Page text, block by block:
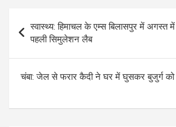
navigation
स्वास्थ्य: हिमाचल के एम्स बिलासपुर में अगस्त
पहली सिमुलेशन लैब
चंबा: जेल से फरार कैदी ने घर में घुसकर बुजुर्ग को